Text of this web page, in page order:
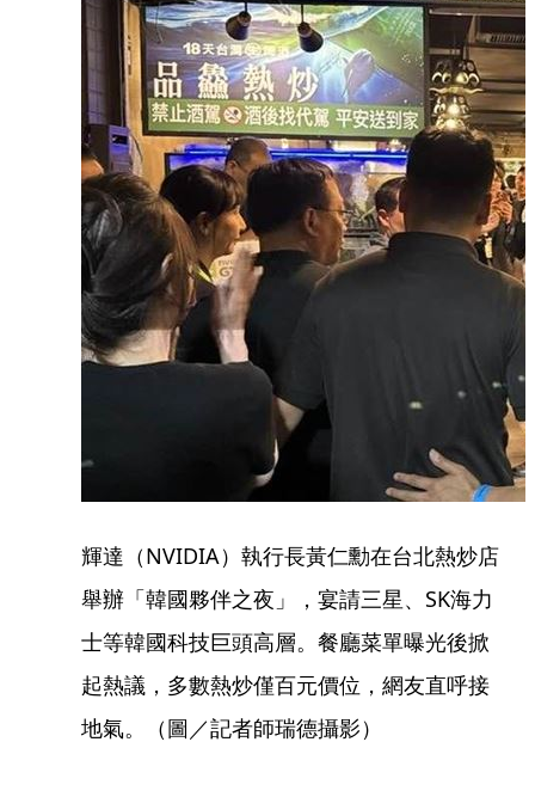
輝達（NVIDIA）執行長黃仁勳在台北熱炒店
舉辦「韓國夥伴之夜」，宴請三星、SK海力
士等韓國科技巨頭高層。餐廳菜單曝光後掀
起熱議，多數熱炒僅百元價位，網友直呼接
地氣。（圖／記者師瑞德攝影）